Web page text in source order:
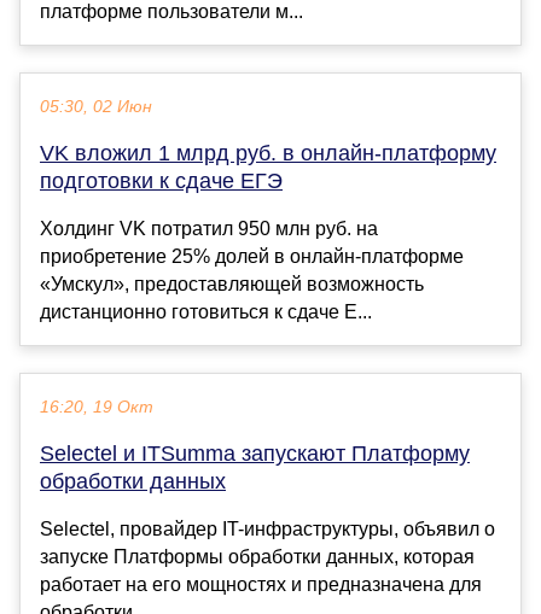
платформе пользователи м...
05:30, 02 Июн
VK вложил 1 млрд руб. в онлайн-платформу
подготовки к сдаче ЕГЭ
Холдинг VK потратил 950 млн руб. на
приобретение 25% долей в онлайн-платформе
«Умскул», предоставляющей возможность
дистанционно готовиться к сдаче Е...
16:20, 19 Окт
Selectel и ITSumma запускают Платформу
обработки данных
Selectel, провайдер IT-инфраструктуры, объявил о
запуске Платформы обработки данных, которая
работает на его мощностях и предназначена для